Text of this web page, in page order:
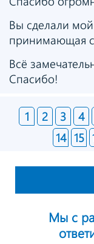
Вы сделали
принимающая
Всё
Спасибо!
1 2 3 4
14 15
Мы с